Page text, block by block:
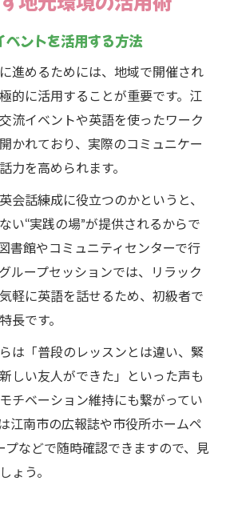
ベントを活用する方法
進めるためには、地域で開催され
的に活用することが重要です。江
流イベントや英語を使ったワーク
かれており、実際のコミュニケー
力を高められます。
会話練成に役立つのかというと、
い“実践の場”が提供されるからで
書館やコミュニティセンターで行
ループセッションでは、リラック
軽に英語を話せるため、初級者で
長です。
は「普段のレッスンとは違い、緊
しい友人ができた」といった声も
チベーション維持にも繋がってい
江南市の広報誌や市役所ホームペ
プなどで随時確認できますので、見
ょう。